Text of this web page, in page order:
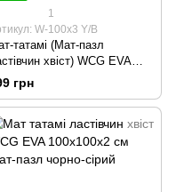
1
W-100х3 Y/B
татамі (Мат-пазл
хвіст) WCG EVA
cm Жовто-чорний
грн